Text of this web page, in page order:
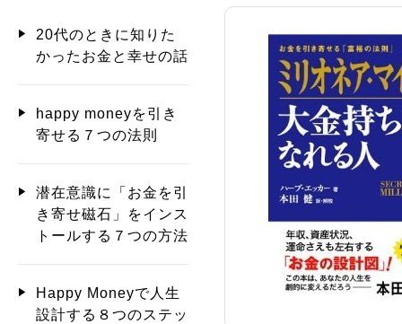
20代のときに知りた
かったお金と幸せの話
happy moneyを引き
寄せる７つの法則
潜在意識に「お金を引
き寄せ磁石」をインス
トールする７つの方法
Happy Moneyで人生
設計する８つのステッ